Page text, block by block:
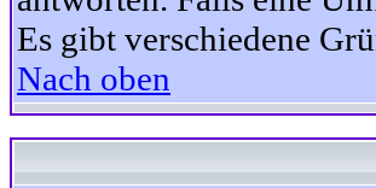
Es gibt verschiedene
Nach oben